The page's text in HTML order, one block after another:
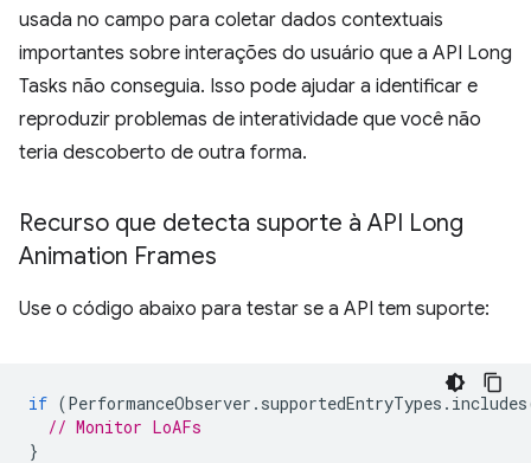
usada no campo para coletar dados contextuais
importantes sobre interações do usuário que a API Long
Tasks não conseguia. Isso pode ajudar a identificar e
reproduzir problemas de interatividade que você não
teria descoberto de outra forma.
Recurso que detecta suporte à API Long
Animation Frames
Use o código abaixo para testar se a API tem suporte:
if (PerformanceObserver . supportedEntryTypes . includes
// Monitor LoAFs
}